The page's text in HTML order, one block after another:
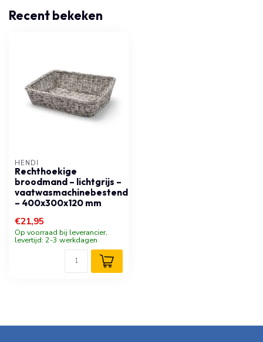
Recent bekeken
HENDI
Rechthoekige
broodmand – lichtgrijs –
vaatwasmachinebestendig
– 400x300x120 mm
€21,95
Op voorraad bij leverancier,
levertijd: 2-3 werkdagen